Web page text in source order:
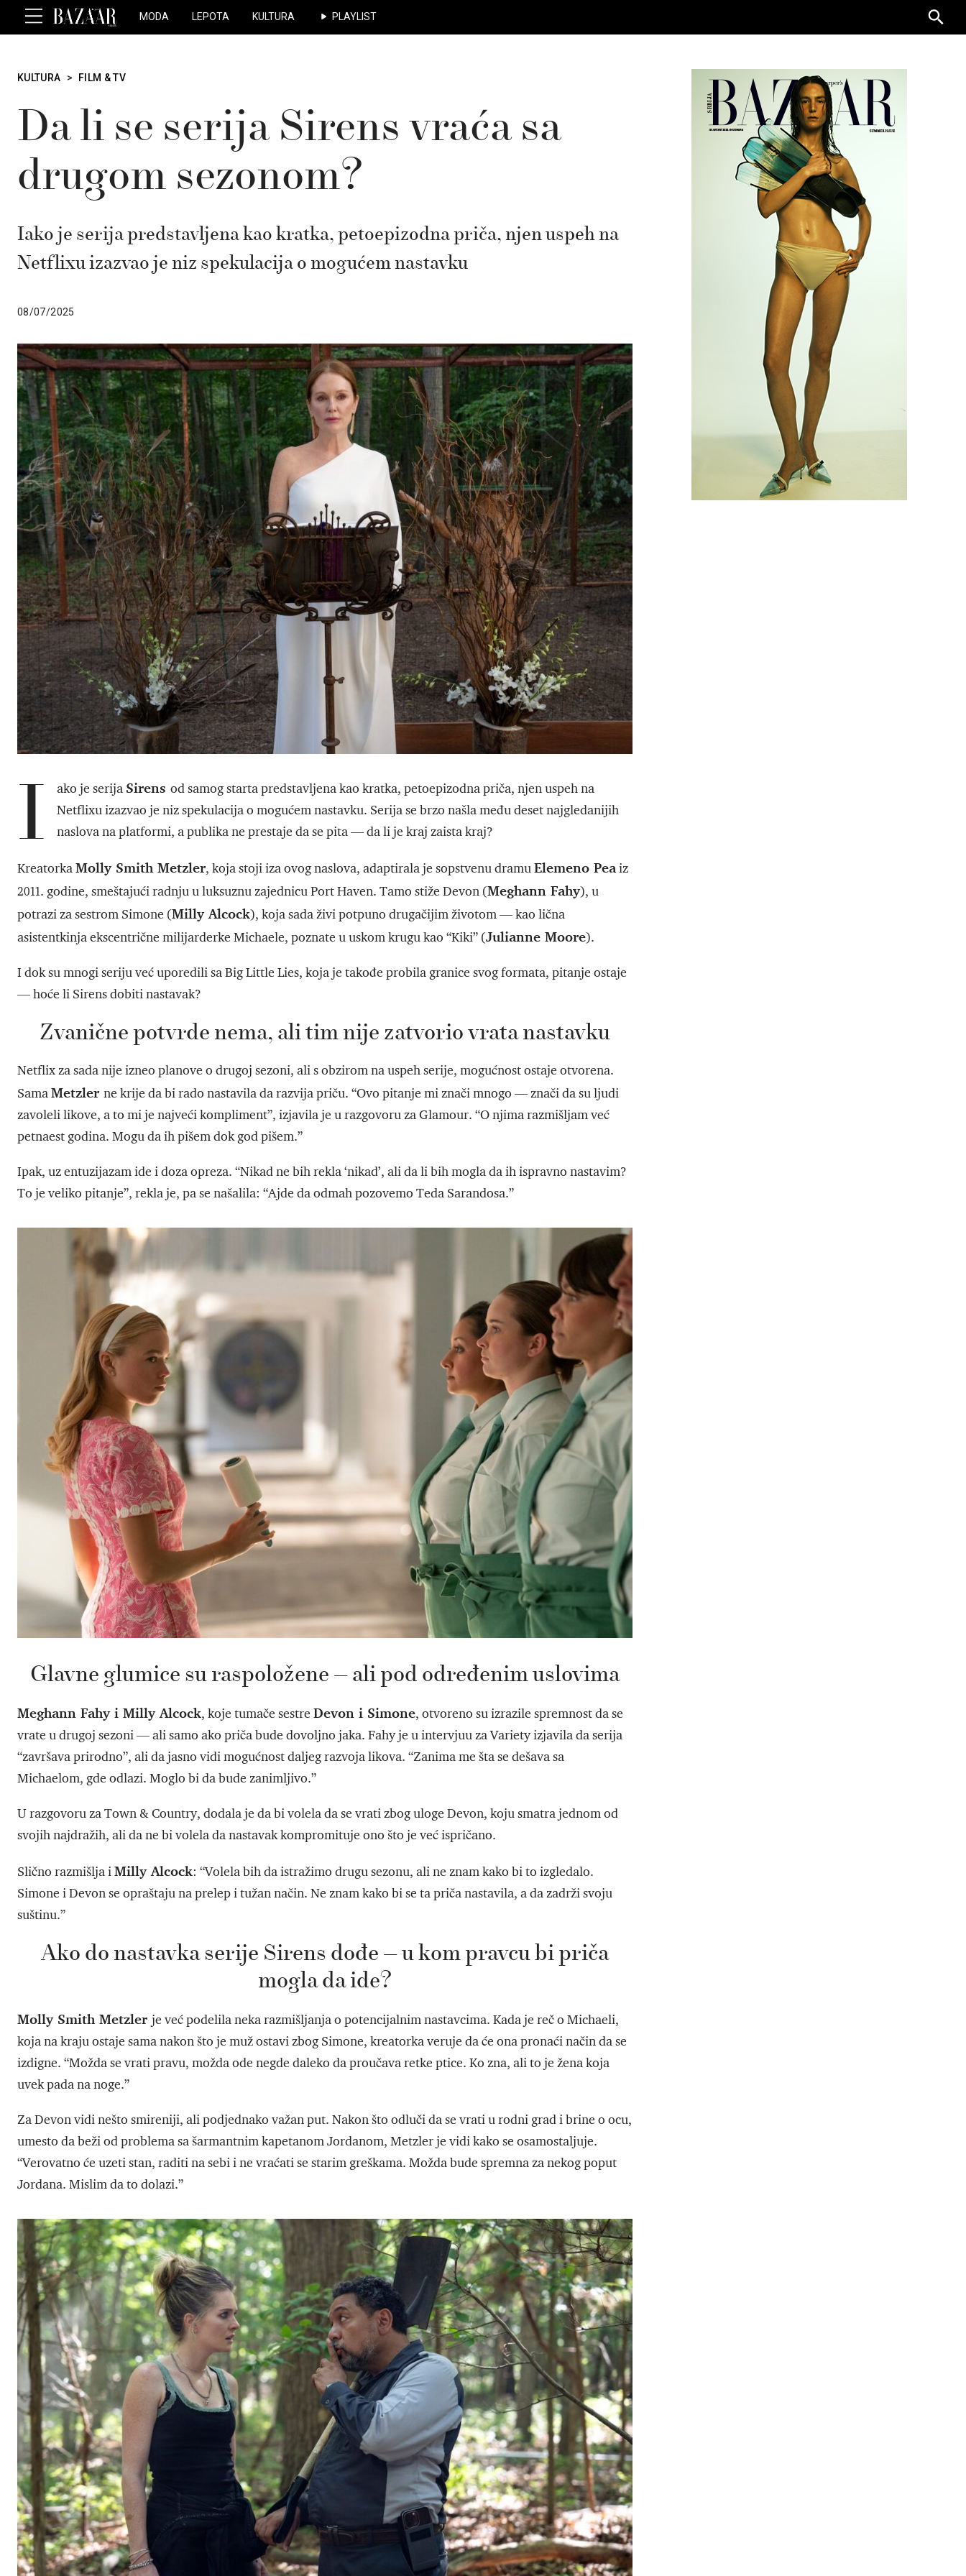
MODA LEPOTA KULTURA PLAYLIST
for:
KULTURA > FILM & TV
Da li se serija Sirens vraća sa
drugom sezonom?
Iako je serija predstavljena kao kratka, petoepizodna priča, njen uspeh na
Netflixu izazvao je niz spekulacija o mogućem nastavku
08/07/2025
I ako je serija Sirens od samog starta predstavljena kao kratka, petoepizodna priča, njen uspeh na
Netflixu izazvao je niz spekulacija o mogućem nastavku. Serija se brzo našla među deset najgledanijih
naslova na platformi, a publika ne prestaje da se pita — da li je kraj zaista kraj?
KreatorkaMolly Smith Metzler, koja stoji iza ovog naslova, adaptirala je sopstvenu dramuElemeno Peaiz
2011. godine, smeštajući radnju u luksuznu zajednicu Port Haven. Tamo stiže Devon (Meghann Fahy), u
potrazi za sestrom Simone (Milly Alcock), koja sada živi potpuno drugačijim životom — kao lična
asistentkinja ekscentrične milijarderke Michaele, poznate u uskom krugu kao “Kiki” (Julianne Moore).
I dok su mnogi seriju već uporedili sa Big Little Lies, koja je takođe probila granice svog formata, pitanje ostaje
— hoće li Sirens dobiti nastavak?
Zvanične potvrde nema, ali tim nije zatvorio vrata nastavku
Netflix za sada nije izneo planove o drugoj sezoni, ali s obzirom na uspeh serije, mogućnost ostaje otvorena.
SamaMetzler ne krije da bi rado nastavila da razvija priču. “Ovo pitanje mi znači mnogo — znači da su ljudi
zavoleli likove, a to mi je najveći kompliment”, izjavila je u razgovoru za Glamour. “O njima razmišljam već
petnaest godina. Mogu da ih pišem dok god pišem.”
Ipak, uz entuzijazam ide i doza opreza. “Nikad ne bih rekla ‘nikad’, ali da li bih mogla da ih ispravno nastavim?
To je veliko pitanje”, rekla je, pa se našalila: “Ajde da odmah pozovemo Teda Sarandosa.”
Glavne glumice su raspoložene — ali pod određenim uslovima
Meghann Fahy i Milly Alcock, koje tumače sestre Devon i Simone, otvoreno su izrazile spremnost da se
vrate u drugoj sezoni — ali samo ako priča bude dovoljno jaka. Fahy je u intervjuu za Variety izjavila da serija
“završava prirodno”, ali da jasno vidi mogućnost daljeg razvoja likova. “Zanima me šta se dešava sa
Michaelom, gde odlazi. Moglo bi da bude zanimljivo.”
U razgovoru za Town & Country, dodala je da bi volela da se vrati zbog uloge Devon, koju smatra jednom od
svojih najdražih, ali da ne bi volela da nastavak kompromituje ono što je već ispričano.
Slično razmišlja iMilly Alcock: “Volela bih da istražimo drugu sezonu, ali ne znam kako bi to izgledalo.
Simone i Devon se opraštaju na prelep i tužan način. Ne znam kako bi se ta priča nastavila, a da zadrži svoju
suštinu.”
Ako do nastavka serije Sirens dođe — u kom pravcu bi priča
mogla da ide?
Molly Smith Metzler je već podelila neka razmišljanja o potencijalnim nastavcima. Kada je reč o Michaeli,
koja na kraju ostaje sama nakon što je muž ostavi zbog Simone, kreatorka veruje da će ona pronaći način da se
izdigne. “Možda se vrati pravu, možda ode negde daleko da proučava retke ptice. Ko zna, ali to je žena koja
uvek pada na noge.”
Za Devon vidi nešto smireniji, ali podjednako važan put. Nakon što odluči da se vrati u rodni grad i brine o ocu,
umesto da beži od problema sa šarmantnim kapetanom Jordanom, Metzler je vidi kako se osamostaljuje.
“Verovatno će uzeti stan, raditi na sebi i ne vraćati se starim greškama. Možda bude spremna za nekog poput
Jordana. Mislim da to dolazi.”